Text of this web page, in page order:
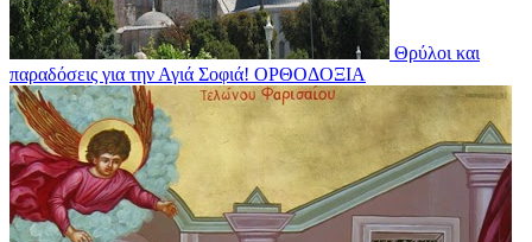
Θρύλοι και
παραδόσεις για την Αγιά Σοφιά! ΟΡΘΟΔΟΞΙΑ